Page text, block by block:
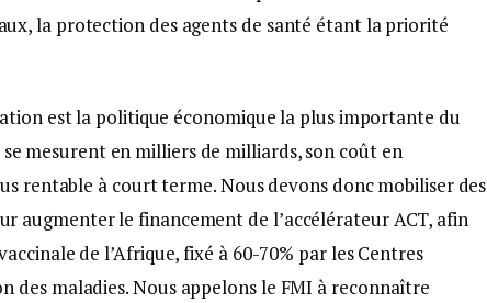
la protection des agents de santé étant la priorité
est la politique économique la plus importante du
mesurent en milliers de milliards, son coût en
rentable à court terme. Nous devons donc mobiliser des
augmenter le financement de l’accélérateur ACT, afin
de l’Afrique, fixé à 60-70% par les Centres
des maladies. Nous appelons le FMI à reconnaître